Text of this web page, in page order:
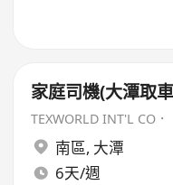
家庭司機(大潭取
TEXWORLD INT'L CO．
南區, 大潭
6天/週